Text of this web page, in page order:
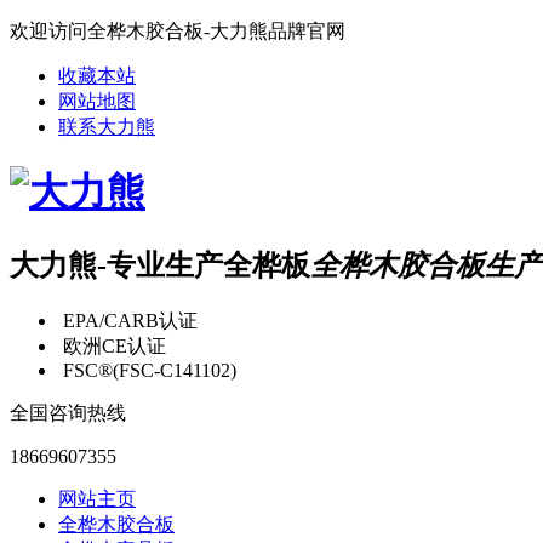
欢迎访问全桦木胶合板-大力熊品牌官网
收藏本站
网站地图
联系大力熊
大力熊-专业生产全桦板全桦木胶合板生
EPA/CARB认证
欧洲CE认证
FSC®(FSC-C141102)
全国咨询热线
18669607355
网站主页
全桦木胶合板